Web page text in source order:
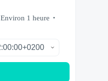
Environ 1 heure